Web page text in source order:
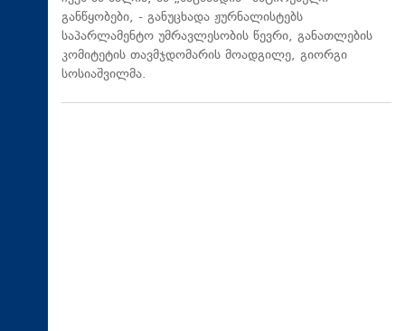
განწყობები, - განუცხადა ჟურნალისტებს
საპარლამენტო უმრავლესობის წევრი, განათლების
კომიტეტის თავმჯდომარის მოადგილე, გიორგი
სოსიაშვილმა.